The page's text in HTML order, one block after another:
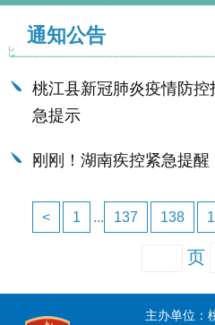
通知公告
桃江县新冠肺炎疫情防
急提示
刚刚！湖南疾控紧急提醒
< 1 ... 137 138
页
主办单位：